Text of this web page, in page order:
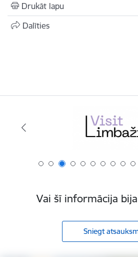
Drukāt lapu
Dalīties
Vai šī informācija
Sniegt